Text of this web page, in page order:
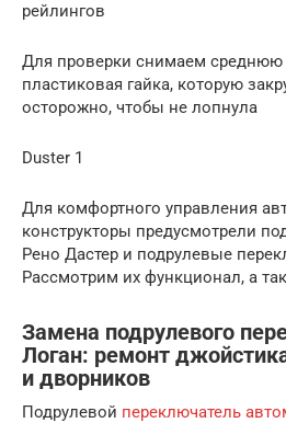
рейлингов
Для проверки снимаем среднюю
пластиковая гайка, которую
осторожно, чтобы не лопнула
Duster 1
Для комфортного управления
конструкторы предусмотрели
Рено Дастер и подрулевые
Рассмотрим их функционал, а
Замена подрулевого
Логан: ремонт
и дворников
Подрулевой переключатель